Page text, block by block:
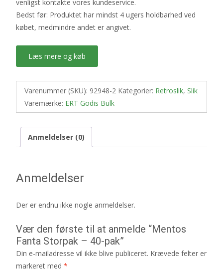
venligst kontakte vores kundeservice.
Bedst før: Produktet har mindst 4 ugers holdbarhed ved
købet, medmindre andet er angivet.
Læs mere og køb
Varenummer (SKU): 92948-2 Kategorier: Retroslik, Slik
Varemærke: ERT Godis Bulk
Anmeldelser (0)
Anmeldelser
Der er endnu ikke nogle anmeldelser.
Vær den første til at anmelde “Mentos
Fanta Storpak – 40-pak”
Din e-mailadresse vil ikke blive publiceret. Krævede felter er
markeret med *